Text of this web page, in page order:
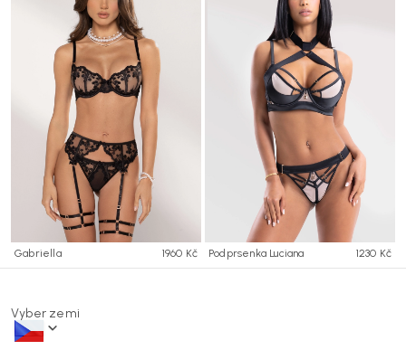
Gabriella 1960 Kč Podprsenka Luciana 1230 Kč
Vyber zemi